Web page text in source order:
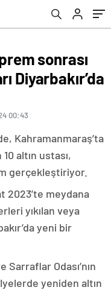
sonrası
Diyarbakır’da
00:43
Kahramanmaraş’ta
altın ustası,
gerçekleştiriyor.
2023’te meydana
yıkılan veya
yeni bir
Odası’nın
yeniden altın